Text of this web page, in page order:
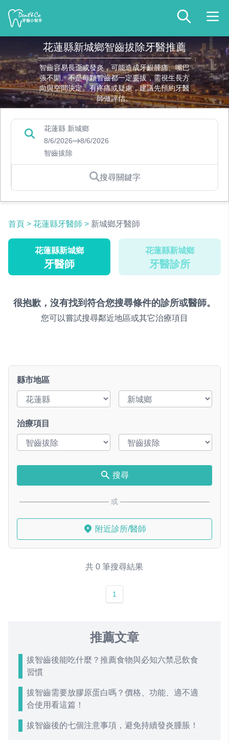
花蓮縣新城鄉智齒拔除牙醫推薦
智齒容易長歪或發炎，可能造成牙齦腫痛、嘴巴
張不開。不是每顆智齒都一定要拔，需視生長方
向與空間決定。有疼痛或疑慮，建議先預約牙醫
師做評估。
花蓮縣 新城鄉
8/6/2026
8/6/2026
智齒拔除
搜尋關鍵字
首頁 > 花蓮縣牙醫師 > 新城鄉牙醫師
花蓮縣新城鄉
牙醫師
花蓮縣新城鄉
牙醫診所
很抱歉，沒有找到符合您搜尋條件的診所或醫師。
您可以嘗試搜尋鄰近地區或其它治療項目
縣市地區
治療項目
搜尋
或
附近診所/醫師
共 0 筆搜尋結果
1
推薦文章
拔智齒後能吃什麼？推薦食物與必知六禁忌飲食
習慣
拔智齒需要放膠原蛋白嗎？價格、功能、適不適
合使用看這篇！
拔智齒後的七個注意事項，避免持續發炎腫脹！